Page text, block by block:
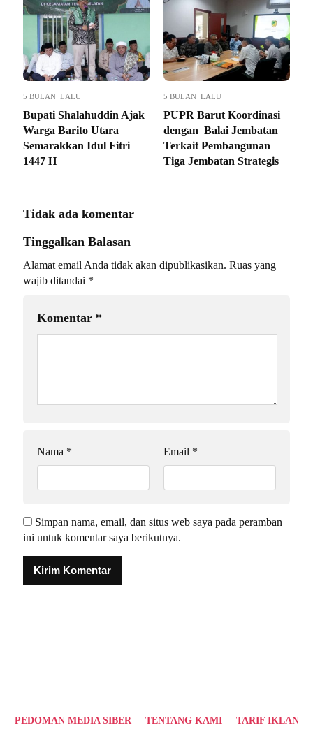
5 BULAN LALU
Bupati Shalahuddin Ajak
Warga Barito Utara
Semarakkan Idul Fitri
1447 H
5 BULAN LALU
PUPR Barut Koordinasi
dengan Balai Jembatan
Terkait Pembangunan
Tiga Jembatan Strategis
Tidak ada komentar
Tinggalkan Balasan
Alamat email Anda tidak akan dipublikasikan. Ruas yang
wajib ditandai *
Komentar *
Nama * Email *
Simpan nama, email, dan situs web saya pada peramban
ini untuk komentar saya berikutnya.
PEDOMAN MEDIA SIBER TENTANG KAMI TARIF IKLAN